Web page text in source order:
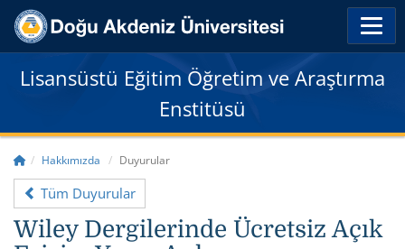
Lisansüstü Eğitim Öğretim ve Araştırma
Enstitüsü
Hakkımızda Duyurular
Tüm Duyurular
Wiley Dergilerinde Ücretsiz Açık